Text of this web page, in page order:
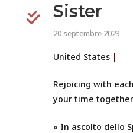
Sister
20 septembre 2023
United States |
Rejoicing with
your time
« In ascolto dello